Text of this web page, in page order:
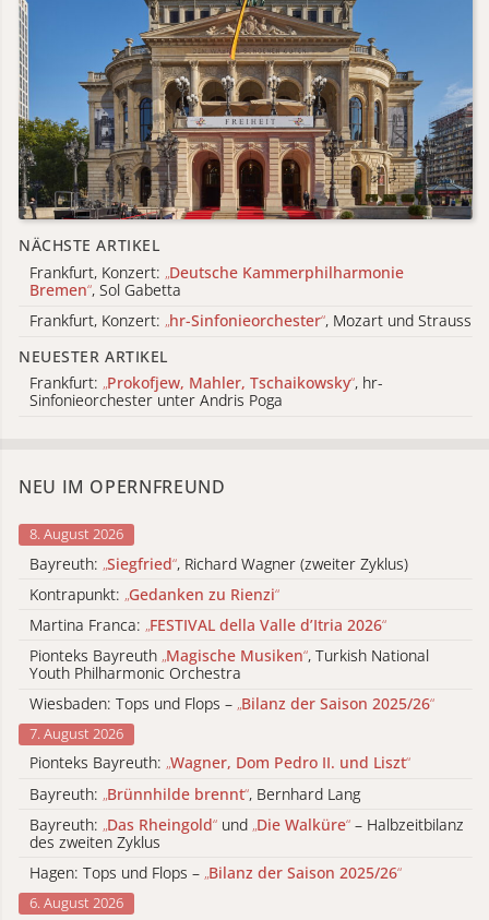
NÄCHSTE ARTIKEL
Frankfurt, Konzert: „Deutsche Kammerphilharmonie
Bremen“, Sol Gabetta
Frankfurt, Konzert: „hr-Sinfonieorchester“, Mozart und Strauss
NEUESTER ARTIKEL
Frankfurt: „Prokofjew, Mahler, Tschaikowsky“, hr-
Sinfonieorchester unter Andris Poga
NEU IM OPERNFREUND
8. August 2026
Bayreuth: „Siegfried“, Richard Wagner (zweiter Zyklus)
Kontrapunkt: „Gedanken zu Rienzi“
Martina Franca: „FESTIVAL della Valle d’Itria 2026“
Pionteks Bayreuth „Magische Musiken“, Turkish National
Youth Philharmonic Orchestra
Wiesbaden: Tops und Flops – „Bilanz der Saison 2025/26“
7. August 2026
Pionteks Bayreuth: „Wagner, Dom Pedro II. und Liszt“
Bayreuth: „Brünnhilde brennt“, Bernhard Lang
Bayreuth: „Das Rheingold“ und „Die Walküre“ – Halbzeitbilanz
des zweiten Zyklus
Hagen: Tops und Flops – „Bilanz der Saison 2025/26“
6. August 2026